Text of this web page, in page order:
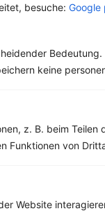
besuche: Google
Bedeutung.
keine
z. B. beim Teilen
Funktionen von
Website